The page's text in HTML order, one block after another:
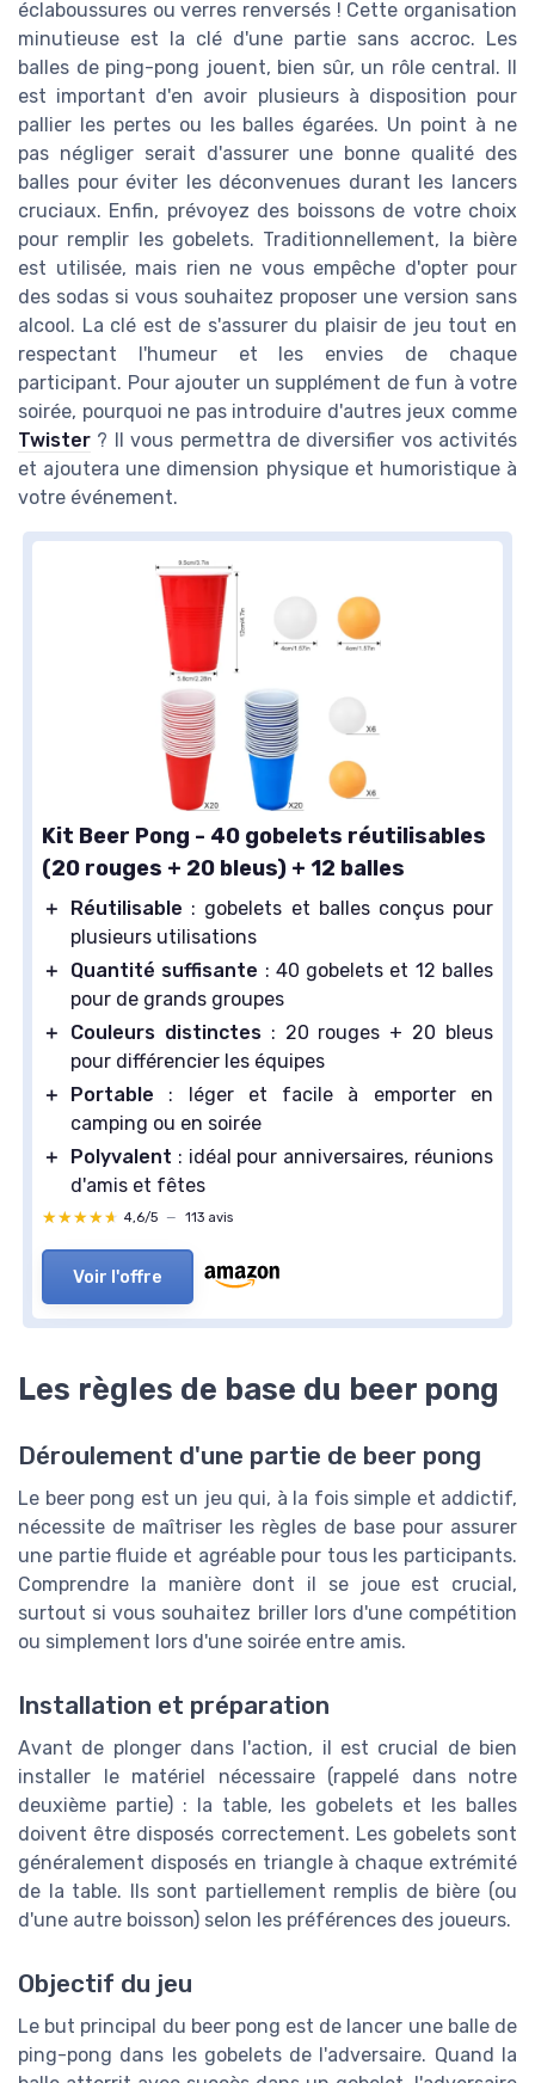
éclaboussures ou verres renversés ! Cette organisation
minutieuse est la clé d'une partie sans accroc. Les
balles de ping-pong jouent, bien sûr, un rôle central. Il
est important d'en avoir plusieurs à disposition pour
pallier les pertes ou les balles égarées. Un point à ne
pas négliger serait d'assurer une bonne qualité des
balles pour éviter les déconvenues durant les lancers
cruciaux. Enfin, prévoyez des boissons de votre choix
pour remplir les gobelets. Traditionnellement, la bière
est utilisée, mais rien ne vous empêche d'opter pour
des sodas si vous souhaitez proposer une version sans
alcool. La clé est de s'assurer du plaisir de jeu tout en
respectant l'humeur et les envies de chaque
participant. Pour ajouter un supplément de fun à votre
soirée, pourquoi ne pas introduire d'autres jeux comme
Twister ? Il vous permettra de diversifier vos activités
et ajoutera une dimension physique et humoristique à
votre événement.
Kit Beer Pong - 40 gobelets réutilisables
(20 rouges + 20 bleus) + 12 balles
＋ Réutilisable : gobelets et balles conçus pour
plusieurs utilisations
＋
Quantité suffisante : 40 gobelets et 12 balles
pour de grands groupes
＋
Couleurs distinctes: 20 rouges + 20 bleus
pour différencier les équipes
＋
Portable : léger et facile à emporter en
camping ou en soirée
＋
Polyvalent : idéal pour anniversaires, réunions
d'amis et fêtes
★★★★★
★★★★★ 4,6/5 — 113 avis
Voir l'offre
Les règles de base du beer pong
Déroulement d'une partie de beer pong
Le beer pong est un jeu qui, à la fois simple et addictif,
nécessite de maîtriser les règles de base pour assurer
une partie fluide et agréable pour tous les participants.
Comprendre la manière dont il se joue est crucial,
surtout si vous souhaitez briller lors d'une compétition
ou simplement lors d'une soirée entre amis.
Installation et préparation
Avant de plonger dans l'action, il est crucial de bien
installer le matériel nécessaire (rappelé dans notre
deuxième partie) : la table, les gobelets et les balles
doivent être disposés correctement. Les gobelets sont
généralement disposés en triangle à chaque extrémité
de la table. Ils sont partiellement remplis de bière (ou
d'une autre boisson) selon les préférences des joueurs.
Objectif du jeu
Le but principal du beer pong est de lancer une balle de
ping-pong dans les gobelets de l'adversaire. Quand la